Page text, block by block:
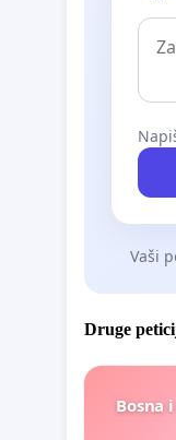
Vaši
Druge
Bosna